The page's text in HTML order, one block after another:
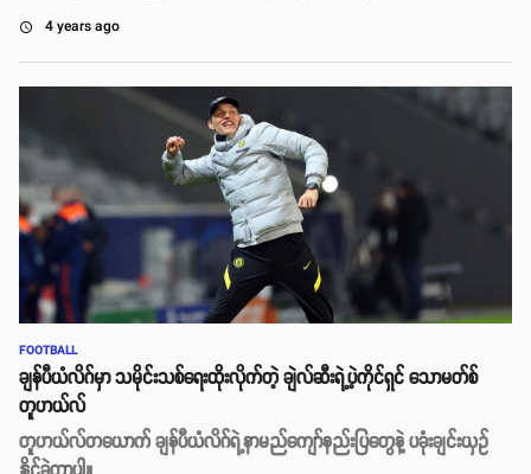
access_time 4 years ago
FOOTBALL
ချန်ပီယံလိဂ်မှာ သမိုင်းသစ်ရေးထိုးလိုက်တဲ့ ချဲလ်ဆီးရဲ့ပဲ့ကိုင်ရှင် သောမတ်စ်
တူဟယ်လ်
တူဟယ်လ်တယောက် ချန်ပီယံလိဂ်ရဲ့နာမည်ကျော်နည်းပြတွေနဲ့ ပခုံးချင်းယှဥ်